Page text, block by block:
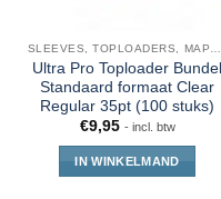
SLEEVES, TOPLOADERS, MAPPEN EN DECKBOX
Ultra Pro Toploader Bundel
Standaard formaat Clear
Regular 35pt (100 stuks)
€9,95 - incl. btw
IN WINKELMAND